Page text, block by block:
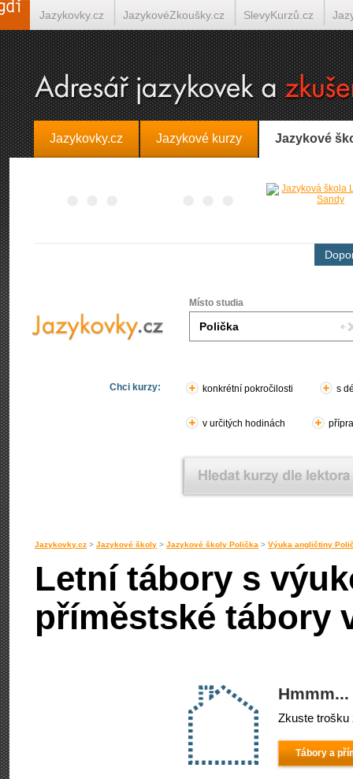
Jazykovky.cz Jazykové kurzy Jazykové
Místo studia
Chci kurzy: konkrétní pokročilosti s
v určitých hodinách
Jazykovky.cz > Jazykové školy > Jazykové školy Polička > Výuka angličtiny
Letní tábory s
příměstské tábory
Zkuste trošku
Tábory a
Jazykovky.cz JazykovéZkoušky.cz SlevyKurzů.cz
Španělština on-line Italština on-line Tlumočení-